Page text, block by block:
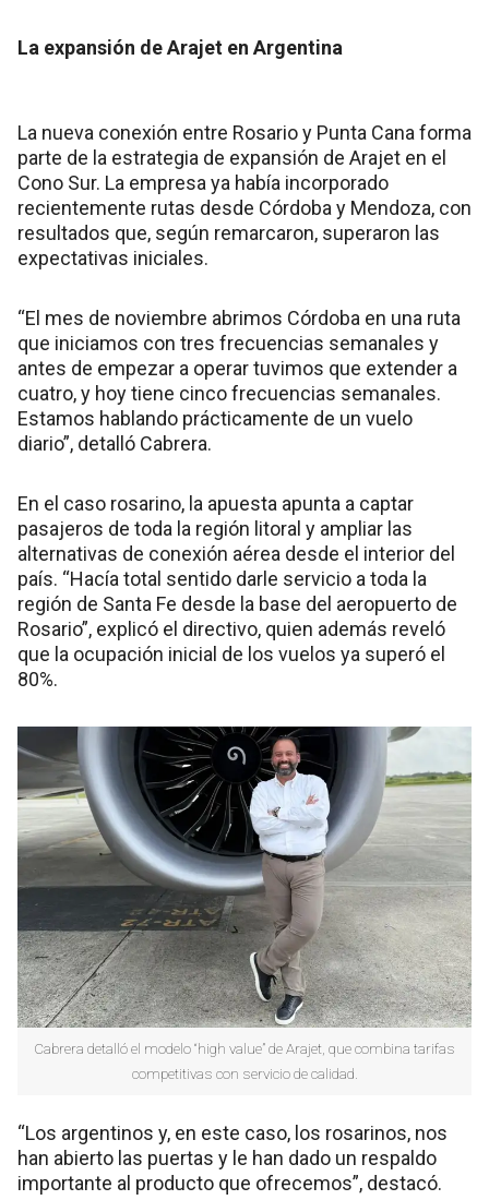
La expansión de Arajet en Argentina
La nueva conexión entre Rosario y Punta Cana forma
parte de la estrategia de expansión de Arajet en el
Cono Sur. La empresa ya había incorporado
recientemente rutas desde Córdoba y Mendoza, con
resultados que, según remarcaron, superaron las
expectativas iniciales.
“El mes de noviembre abrimos Córdoba en una ruta
que iniciamos con tres frecuencias semanales y
antes de empezar a operar tuvimos que extender a
cuatro, y hoy tiene cinco frecuencias semanales.
Estamos hablando prácticamente de un vuelo
diario”, detalló Cabrera.
En el caso rosarino, la apuesta apunta a captar
pasajeros de toda la región litoral y ampliar las
alternativas de conexión aérea desde el interior del
país. “Hacía total sentido darle servicio a toda la
región de Santa Fe desde la base del aeropuerto de
Rosario”, explicó el directivo, quien además reveló
que la ocupación inicial de los vuelos ya superó el
80%.
Cabrera detalló el modelo “high value” de Arajet, que combina tarifas
competitivas con servicio de calidad.
“Los argentinos y, en este caso, los rosarinos, nos
han abierto las puertas y le han dado un respaldo
importante al producto que ofrecemos”, destacó.